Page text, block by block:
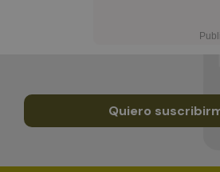
Quiero